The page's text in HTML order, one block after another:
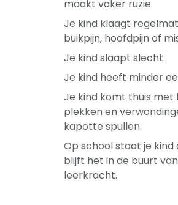
maakt vaker ruzie.
Je kind klaagt
buikpijn, hoofdpijn of
Je kind slaapt slecht.
Je kind heeft minder
Je kind komt thuis met
plekken en
kapotte spullen.
Op school staat je kind
blijft het in de buurt
leerkracht.